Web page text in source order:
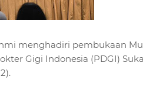
menghadiri pembukaan
Gigi Indonesia (PDGI)